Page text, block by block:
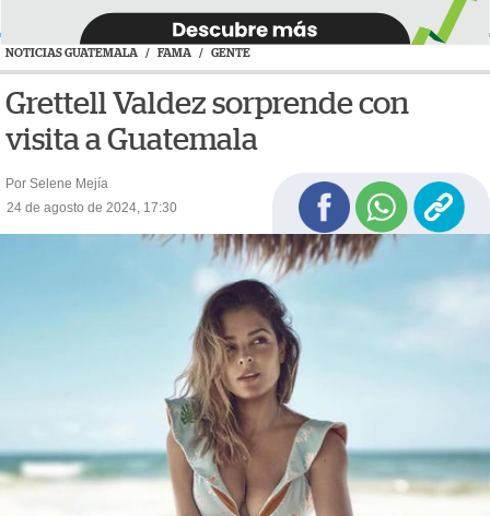
NOTICIAS GUATEMALA / FAMA / GENTE
Grettell Valdez sorprende con
visita a Guatemala
Por Selene Mejía
24 de agosto de 2024, 17:30